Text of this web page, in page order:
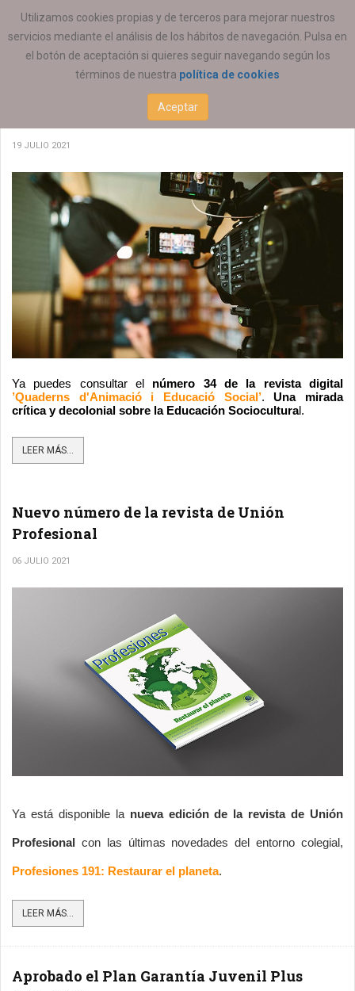
Utilizamos cookies propias y de terceros para mejorar nuestros
servicios mediante el análisis de los hábitos de navegación. Pulsa en
el botón de aceptación si quieres seguir navegando según los
términos de nuestra política de cookies
Aceptar
ESTÁ AQUÍ: ACTUALIDAD
Disponible último número revista ‘Quaderns
d'Animació i Educació Social’
19 JULIO 2021
Ya puedes consultar el número 34 de la revista digital
’Quaderns d'Animació i Educació Social’. Una mirada
crítica y decolonial sobre la Educación Sociocultural.
LEER MÁS...
Nuevo número de la revista de Unión
Profesional
06 JULIO 2021
Ya está disponible la nueva edición de la revista de Unión
Profesional
Profesiones 191: Restaurar el planeta.
LEER MÁS...
Aprobado el Plan Garantía Juvenil Plus